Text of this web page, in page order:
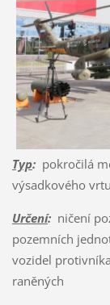
Typ:pokročilá
výsadkového
Určení:ničení
pozemních
vozidel
raněných